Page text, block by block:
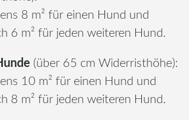
8 m² für einen Hund und
6 m² für jeden weiteren Hund.
(über 65 cm Widerristhöhe):
10 m² für einen Hund und
8 m² für jeden weiteren Hund.